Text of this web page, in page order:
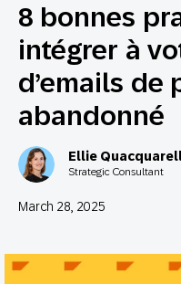
8 bonnes
intégrer à
d’emails de
abandonné
Ellie
Strategic Consultant
March 28, 2025